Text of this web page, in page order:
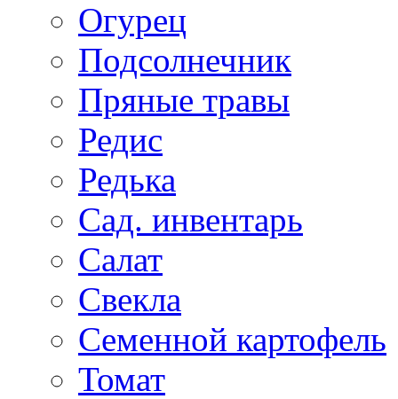
Огурец
Подсолнечник
Пряные травы
Редис
Редька
Сад. инвентарь
Салат
Свекла
Семенной картофель
Томат